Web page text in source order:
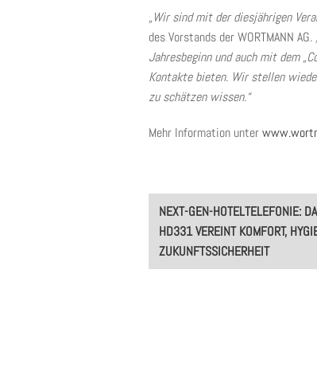
„Wir sind mit der diesjährigen
des Vorstands der WORTMANN AG.
Jahresbeginn und auch mit dem
Kontakte bieten. Wir stellen
zu schätzen wissen.“
Mehr Information unter
Post
navigation
NEXT-GEN-HOTELTELEFONIE:
HD331 VEREINT KOMFORT,
ZUKUNFTSSICHERHEIT